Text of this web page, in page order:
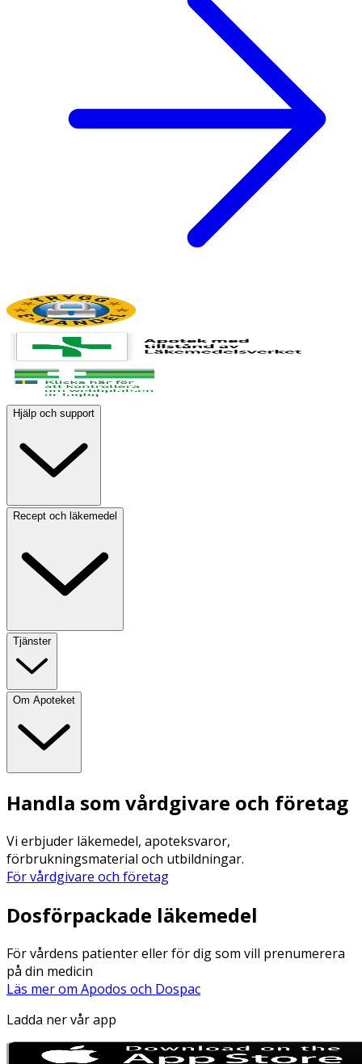
Hjälp och support
Recept och läkemedel
Tjänster
Om Apoteket
Handla som vårdgivare och företag
Vi erbjuder läkemedel, apoteksvaror,
förbrukningsmaterial och utbildningar.
För vårdgivare och företag
Dosförpackade läkemedel
För vårdens patienter eller för dig som vill prenumerera
på din medicin
Läs mer om Apodos och Dospac
Ladda ner vår app